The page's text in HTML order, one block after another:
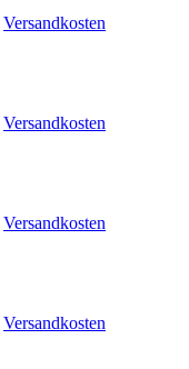
Versandkosten
Versandkosten
Versandkosten
Versandkosten